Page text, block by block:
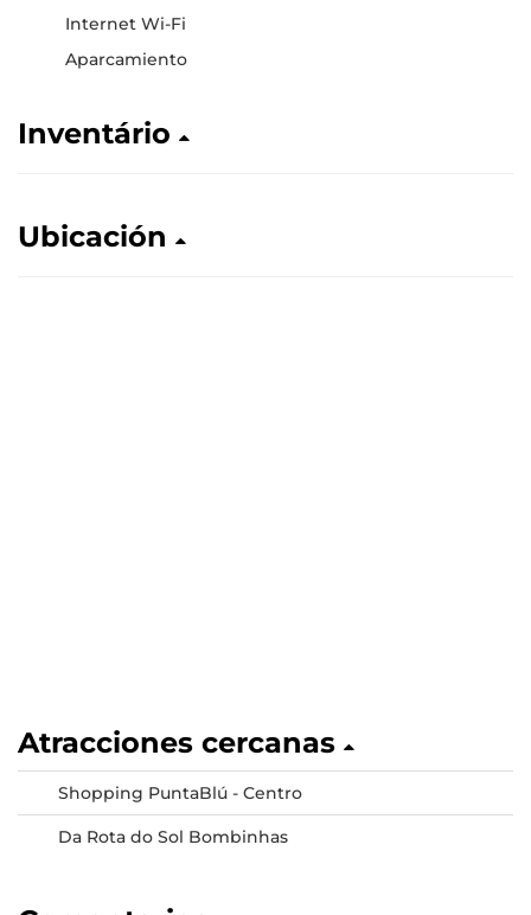
Internet Wi-Fi
Aparcamiento
Inventário
Ubicación
Atracciones cercanas
Shopping PuntaBlú - Centro
Da Rota do Sol Bombinhas